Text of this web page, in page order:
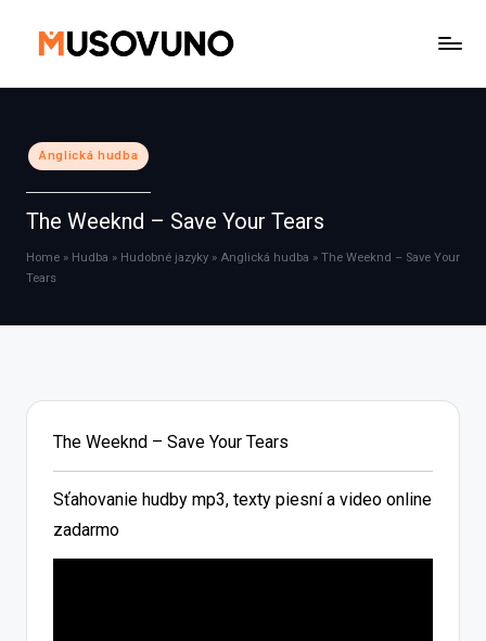
Posted
in
Anglická hudba
The Weeknd – Save Your Tears
Home » Hudba » Hudobné jazyky » Anglická hudba » The Weeknd – Save Your
Tears
The Weeknd – Save Your Tears
Sťahovanie hudby mp3, texty piesní a video online
zadarmo